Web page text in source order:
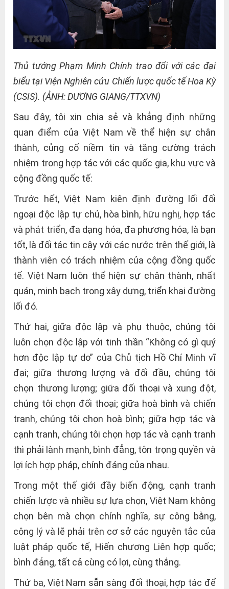
Thủ tướng Phạm Minh Chính trao đổi với các đại
biểu tại Viện Nghiên cứu Chiến lược quốc tế Hoa Kỳ
(CSIS). (ẢNH: DƯƠNG GIANG/TTXVN)
Sau đây, tôi xin chia sẻ và khẳng định những
quan điểm của Việt Nam về thể hiện sự chân
thành, củng cố niềm tin và tăng cường trách
nhiệm trong hợp tác với các quốc gia, khu vực và
cộng đồng quốc tế:
Trước hết, Việt Nam kiên định đường lối đối
ngoại độc lập tự chủ, hòa bình, hữu nghị, hợp tác
và phát triển, đa dạng hóa, đa phương hóa, là bạn
tốt, là đối tác tin cậy với các nước trên thế giới, là
thành viên có trách nhiệm của cộng đồng quốc
tế. Việt Nam luôn thể hiện sự chân thành, nhất
quán, minh bạch trong xây dựng, triển khai đường
lối đó.
Thứ hai, giữa độc lập và phụ thuộc, chúng tôi
luôn chọn độc lập với tinh thần “Không có gì quý
hơn độc lập tự do” của Chủ tịch Hồ Chí Minh vĩ
đại; giữa thương lượng và đối đầu, chúng tôi
chọn thương lượng; giữa đối thoại và xung đột,
chúng tôi chọn đối thoại; giữa hoà bình và chiến
tranh, chúng tôi chọn hoà bình; giữa hợp tác và
cạnh tranh, chúng tôi chọn hợp tác và cạnh tranh
thì phải lành mạnh, bình đẳng, tôn trọng quyền và
lợi ích hợp pháp, chính đáng của nhau.
Trong một thế giới đầy biến động, cạnh tranh
chiến lược và nhiều sự lựa chọn, Việt Nam không
chọn bên mà chọn chính nghĩa, sự công bằng,
công lý và lẽ phải trên cơ sở các nguyên tắc của
luật pháp quốc tế, Hiến chương Liên hợp quốc;
bình đẳng, tất cả cùng có lợi, cùng thắng.
Thứ ba, Việt Nam sẵn sàng đối thoại, hợp tác để